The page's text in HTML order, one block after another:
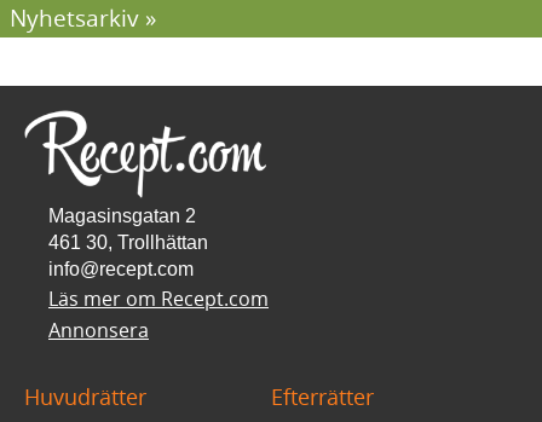
Nyhetsarkiv
Magasinsgatan 2
461 30, Trollhättan
info@recept.com
Läs mer om Recept.com
Annonsera
Huvudrätter Efterrätter